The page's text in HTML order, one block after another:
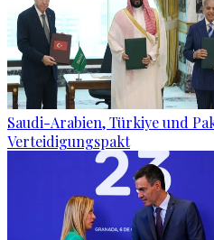
Saudi-Arabien, Türkiye und
Verteidigungspakt